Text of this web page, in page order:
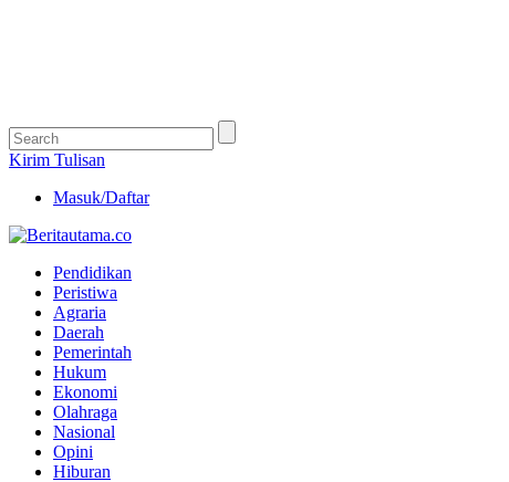
Kirim Tulisan
Masuk/Daftar
Pendidikan
Peristiwa
Agraria
Daerah
Pemerintah
Hukum
Ekonomi
Olahraga
Nasional
Opini
Hiburan